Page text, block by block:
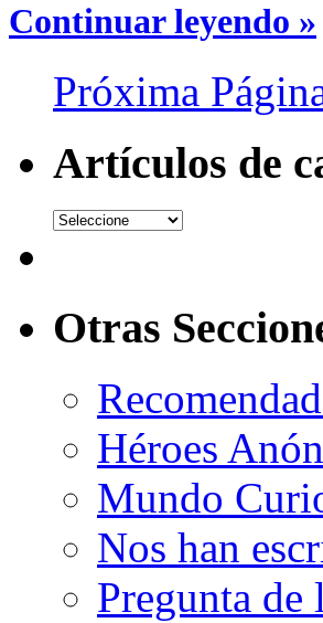
Continuar leyendo »
Próxima
Artículos de
Otras
Héroes
Mundo
Nos han
Pregunta de